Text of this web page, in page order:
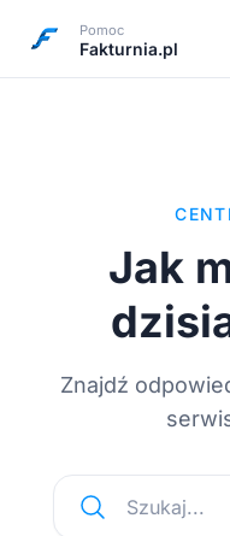
Pomoc
Fakturnia.pl
Jak
Znajdź
Szukaj...